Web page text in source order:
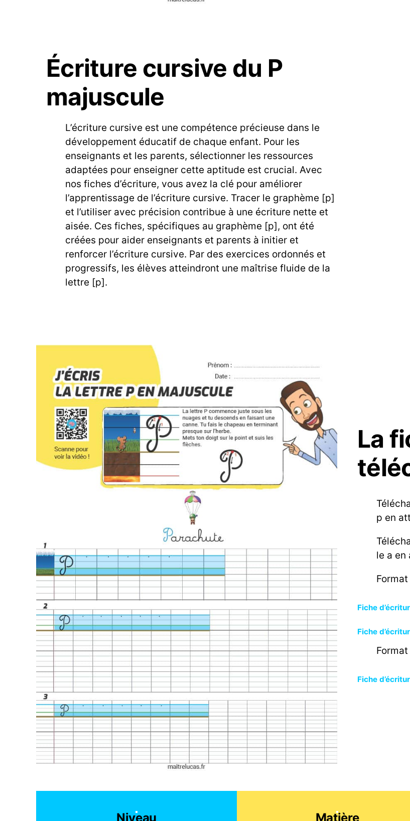
Écriture cursive du P
majuscule
L’écriture cursive est une compétence précieuse dans le
développement éducatif de chaque enfant. Pour les
enseignants et les parents, sélectionner les ressources
adaptées pour enseigner cette aptitude est crucial. Avec
nos fiches d’écriture, vous avez la clé pour améliorer
l’apprentissage de l’écriture cursive. Tracer le graphème [p]
et l’utiliser avec précision contribue à une écriture nette et
aisée. Ces fiches, spécifiques au graphème [p], ont été
créées pour aider enseignants et parents à initier et
renforcer l’écriture cursive. Par des exercices ordonnés et
progressifs, les élèves atteindront une maîtrise fluide de la
lettre [p].
La
p en
le a en
Format
Fiche
Fiche
Format
Fiche
Niveau Matière